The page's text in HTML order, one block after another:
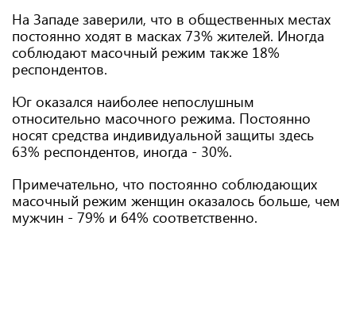
На Западе заверили, что в общественных местах
постоянно ходят в масках 73% жителей. Иногда
соблюдают масочный режим также 18%
респондентов.
Юг оказался наиболее непослушным
относительно масочного режима. Постоянно
носят средства индивидуальной защиты здесь
63% респондентов, иногда - 30%.
Примечательно, что постоянно соблюдающих
масочный режим женщин оказалось больше, чем
мужчин - 79% и 64% соответственно.